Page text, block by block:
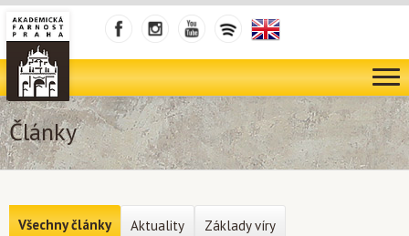
Články
Všechny články Aktuality Základy víry